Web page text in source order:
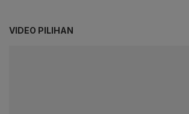
VIDEO PILIHAN